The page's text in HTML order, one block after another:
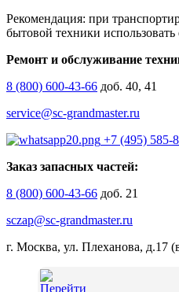
Рекомендация: при
бытовой техники использовать
Ремонт и обслуживание
8 (800) 600-43-66 доб. 40, 41
service@sc-grandmaster.ru
+7 (495) 585-
Заказ запасных частей:
8 (800) 600-43-66 доб. 21
sczap@sc-grandmaster.ru
г. Москва, ул. Плеханова, д.17